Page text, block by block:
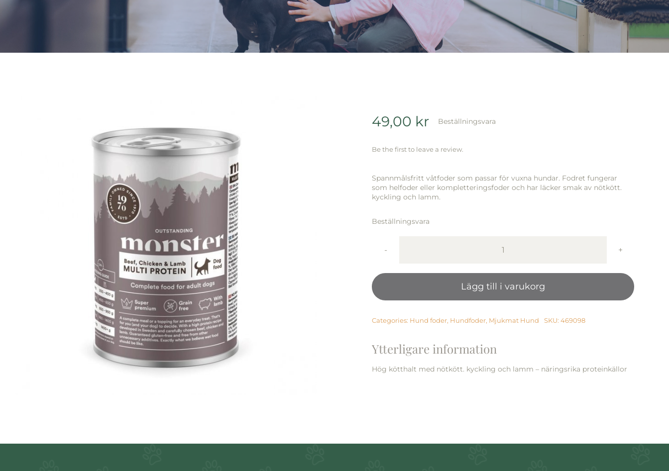
49,00 kr Beställningsvara
Be the first to leave a review.
Spannmålsfritt våtfoder som passar för vuxna hundar. Fodret fungerar
som helfoder eller kompletteringsfoder och har läcker smak av nötkött.
kyckling och lamm.
Beställningsvara
Monster
Multi
Beef/
Chick/
Burk
Lägg till i varukorg
Categories: Hund foder, Hundfoder, Mjukmat Hund SKU: 469098
Ytterligare information
Hög kötthalt med nötkött. kyckling och lamm – näringsrika proteinkällor